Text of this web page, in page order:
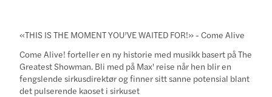
«THIS IS THE MOMENT YOU’VE WAITED FOR!» - Come Alive
Come Alive! forteller en ny historie med musikk basert på The
Greatest Showman. Bli med på Max' reise når hen blir en
fengslende sirkusdirektør og finner sitt sanne potensial blant
det pulserende kaoset i sirkuset